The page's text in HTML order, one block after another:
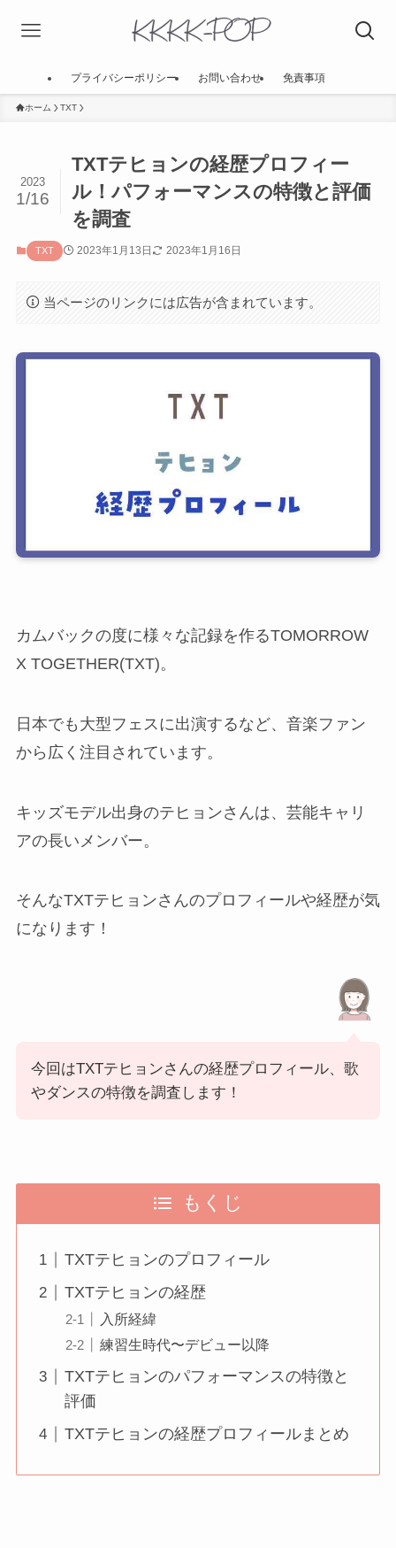
プライバシーポリシー お問い合わせ 免責事項
ホーム TXT
TXTテヒョンの経歴プロフィー
ル！パフォーマンスの特徴と評価
を調査
2023
1/16
TXT 2023年1月13日 2023年1月16日
当ページのリンクには広告が含まれています。
カムバックの度に様々な記録を作るTOMORROW
X TOGETHER(TXT)。
日本でも大型フェスに出演するなど、音楽ファン
から広く注目されています。
キッズモデル出身のテヒョンさんは、芸能キャリ
アの長いメンバー。
そんなTXTテヒョンさんのプロフィールや経歴が気
になります！
今回はTXTテヒョンさんの経歴プロフィール、歌
やダンスの特徴を調査します！
もくじ
TXTテヒョンのプロフィール
TXTテヒョンの経歴
入所経緯
練習生時代〜デビュー以降
TXTテヒョンのパフォーマンスの特徴と
評価
TXTテヒョンの経歴プロフィールまとめ